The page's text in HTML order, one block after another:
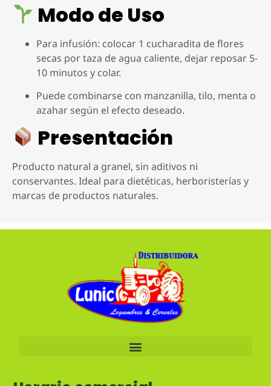
Modo de Uso
Para infusión: colocar 1 cucharadita de flores
secas por taza de agua caliente, dejar reposar 5-
10 minutos y colar.
Puede combinarse con manzanilla, tilo, menta o
azahar según el efecto deseado.
Presentación
Producto natural a granel, sin aditivos ni
conservantes. Ideal para dietéticas, herboristerías y
marcas de productos naturales.